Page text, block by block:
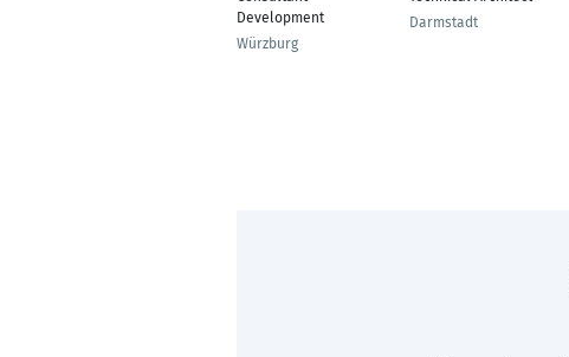
Development
Würzburg
Darmstadt